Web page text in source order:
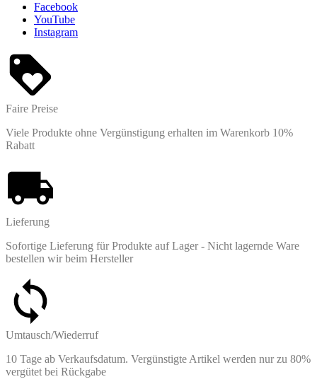
Facebook
YouTube
Instagram
Faire Preise
Viele Produkte ohne Vergünstigung erhalten im Warenkorb 10%
Rabatt
Lieferung
Sofortige Lieferung für Produkte auf Lager - Nicht lagernde Ware
bestellen wir beim Hersteller
Umtausch/Wiederruf
10 Tage ab Verkaufsdatum. Vergünstigte Artikel werden nur zu 80%
vergütet bei Rückgabe